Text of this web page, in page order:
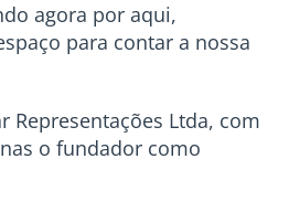
agora por aqui,
para contar a nossa
Representações Ltda, com
o fundador como